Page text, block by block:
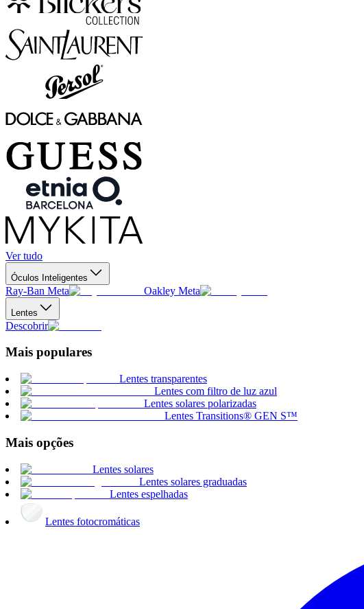
Ver tudo
Óculos Inteligentes
Ray-Ban Meta Oakley Meta
Lentes
Descobrir
Mais populares
Lentes transparentes
Lentes com filtro de luz azul
Lentes solares polarizadas
Lentes Transitions® GEN S™
Mais opções
Lentes solares
Lentes solares graduadas
Lentes espelhadas
Lentes fotocromáticas